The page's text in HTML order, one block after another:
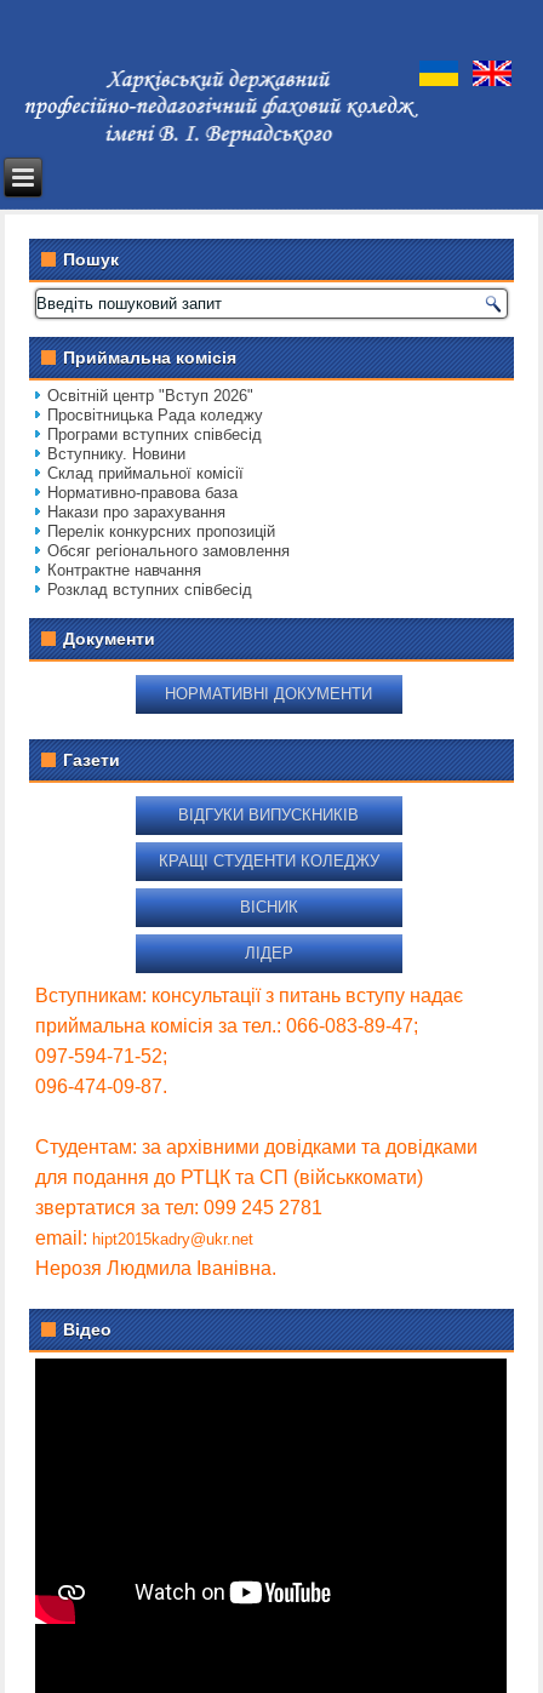
Пошук
Приймальна комісія
Освітній центр "Вступ 2026"
Просвітницька Рада коледжу
Програми вступних співбесід
Вступнику. Новини
Склад приймальної комісії
Нормативно-правова база
Накази про зарахування
Перелік конкурсних пропозицій
Обсяг регіонального замовлення
Контрактне навчання
Розклад вступних співбесід
Документи
НОРМАТИВНІ ДОКУМЕНТИ
Газети
ВІДГУКИ ВИПУСКНИКІВ
КРАЩІ СТУДЕНТИ КОЛЕДЖУ
ВІСНИК
ЛІДЕР
Вступникам: консультації з питань вступу надає
приймальна комісія за тел.: 066-083-89-47;
097-594-71-52;
096-474-09-87.
Студентам: за архівними довідками та довідками
для подання до РТЦК та СП (військкомати)
звертатися за тел: 099 245 2781
email:hipt2015kadry@ukr.net
Нерозя Людмила Іванівна.
Відео